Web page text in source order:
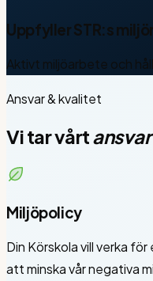
Uppfyller STR:s
Aktivt miljöarbete och
Ansvar & kvalitet
Vi tar vårtansvar
Miljöpolicy
Din Körskola vill verka
att minska vår negativa